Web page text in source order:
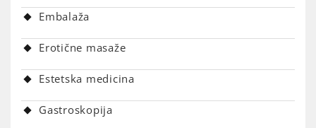
Embalaža
Erotične masaže
Estetska medicina
Gastroskopija